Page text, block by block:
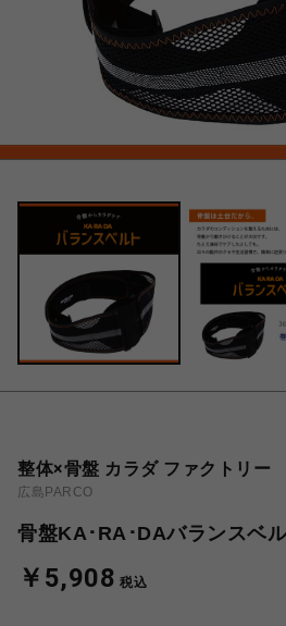
整体×骨盤 カラダ ファクトリー
広島PARCO
骨盤KA･RA･DAバランスベ
￥5,908 税込